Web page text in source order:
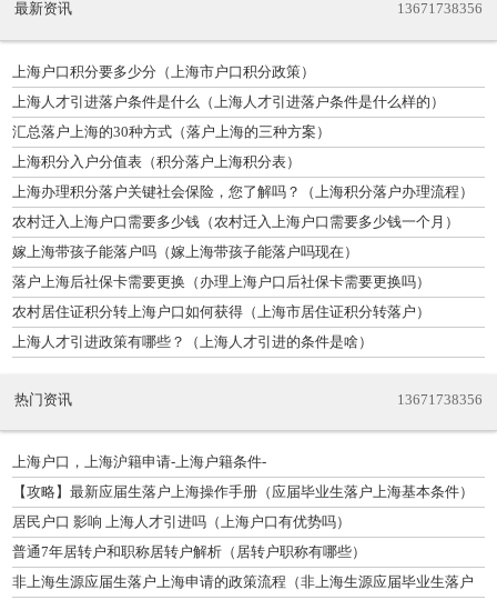
最新资讯 13671738356
上海户口积分要多少分（上海市户口积分政策）
上海人才引进落户条件是什么（上海人才引进落户条件是什么样的）
汇总落户上海的30种方式（落户上海的三种方案）
上海积分入户分值表（积分落户上海积分表）
上海办理积分落户关键社会保险，您了解吗？（上海积分落户办理流程）
农村迁入上海户口需要多少钱（农村迁入上海户口需要多少钱一个月）
嫁上海带孩子能落户吗（嫁上海带孩子能落户吗现在）
落户上海后社保卡需要更换（办理上海户口后社保卡需要更换吗）
农村居住证积分转上海户口如何获得（上海市居住证积分转落户）
上海人才引进政策有哪些？（上海人才引进的条件是啥）
热门资讯 13671738356
上海户口，上海沪籍申请-上海户籍条件-
【攻略】最新应届生落户上海操作手册（应届毕业生落户上海基本条件）
居民户口 影响 上海人才引进吗（上海户口有优势吗）
普通7年居转户和职称居转户解析（居转户职称有哪些）
非上海生源应届生落户上海申请的政策流程（非上海生源应届毕业生落户